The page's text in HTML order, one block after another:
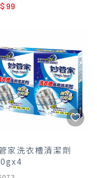
99
家洗衣槽清潔劑